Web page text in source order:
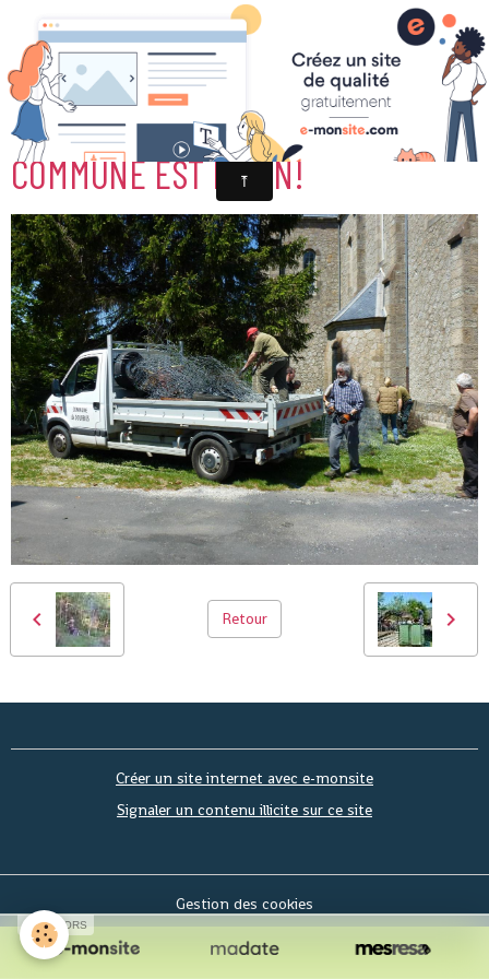
25-MÊME LE CAMION DE LA
COMMUNE EST PLEIN!
Retour
Créer un site internet avec e-monsite
Signaler un contenu illicite sur ce site
Gestion des cookies
SPONSORS